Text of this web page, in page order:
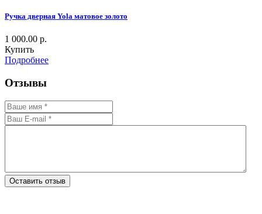
Ручка дверная Yola матовое золото
1 000.00 р.
Купить
Подробнее
Отзывы